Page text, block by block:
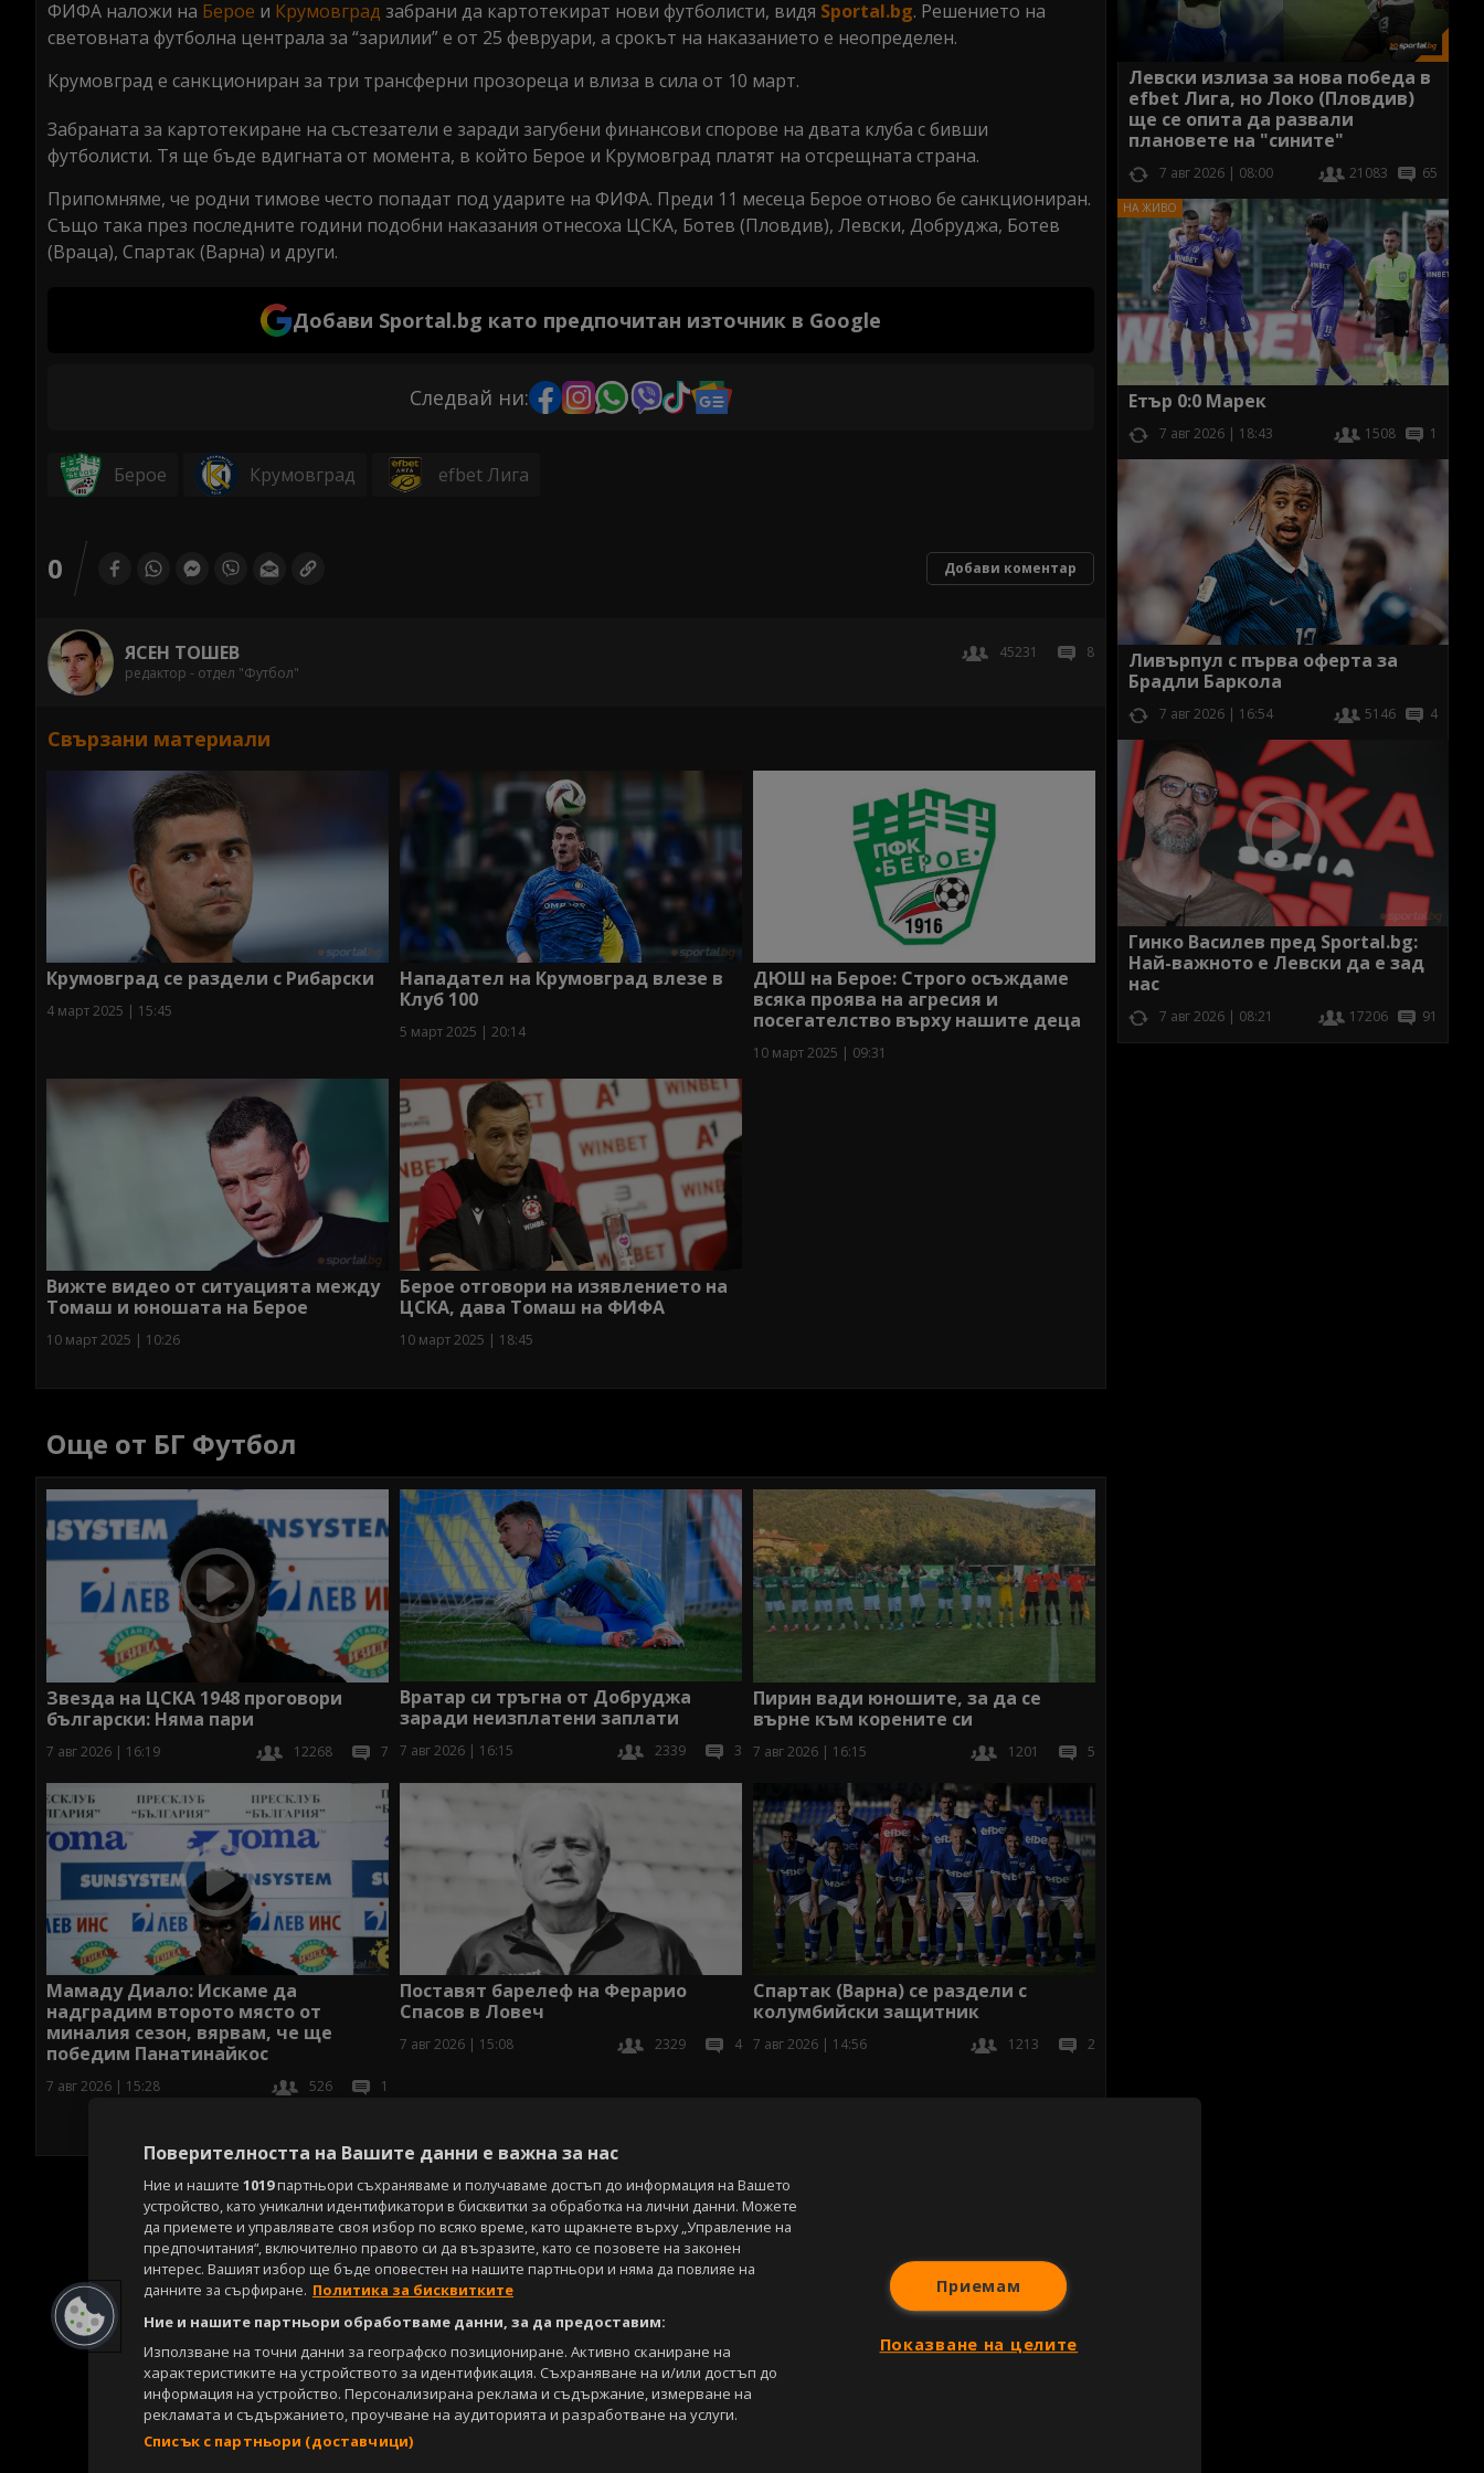
ФИФА наложи на Берое и Крумовград забрани да картотекират нови футболисти, видя Sportal.bg. Решението на
световната футболна централа за “зарилии” е от 25 февруари, а срокът на наказанието е неопределен.
Крумовград е санкциониран за три трансферни прозореца и влиза в сила от 10 март.
Забраната за картотекиране на състезатели е заради загубени финансови спорове на двата клуба с бивши
футболисти. Тя ще бъде вдигната от момента, в който Берое и Крумовград платят на отсрещната страна.
Припомняме, че родни тимове често попадат под ударите на ФИФА. Преди 11 месеца Берое отново бе санкциониран.
Също така през последните години подобни наказания отнесоха ЦСКА, Ботев (Пловдив), Левски, Добруджа, Ботев
(Враца), Спартак (Варна) и други.
Добави Sportal.bg като предпочитан източник в Google
Следвай ни:
Берое Крумовград efbet Лига
0 Добави коментар
ЯСЕН ТОШЕВ
редактор - отдел "Футбол"
45231 8
Свързани материали
Крумовград се раздели с Рибарски
4 март 2025 | 15:45
Нападател на Крумовград влезе в
Клуб 100
5 март 2025 | 20:14
ДЮШ на Берое: Строго осъждаме
всяка проява на агресия и
посегателство върху нашите деца
10 март 2025 | 09:31
Вижте видео от ситуацията между
Томаш и юношата на Берое
10 март 2025 | 10:26
Берое отговори на изявлението на
ЦСКА, дава Томаш на ФИФА
10 март 2025 | 18:45
Още от БГ Футбол
Звезда на ЦСКА 1948 проговори
български: Няма пари
7 авг 2026 | 16:19 12268 7
Вратар си тръгна от Добруджа
заради неизплатени заплати
7 авг 2026 | 16:15 2339 3
Пирин вади юношите, за да се
върне към корените си
7 авг 2026 | 16:15 1201 5
Мамаду Диало: Искаме да
надградим второто място от
миналия сезон, вярвам, че ще
победим Панатинайкос
7 авг 2026 | 15:28 526 1
Поставят барелеф на Ферарио
Спасов в Ловеч
7 авг 2026 | 15:08 2329 4
Спартак (Варна) се раздели с
колумбийски защитник
7 авг 2026 | 14:56 1213 2
Левски излиза за нова победа в
efbet Лига, но Локо (Пловдив)
ще се опита да развали
плановете на "сините"
7 авг 2026 | 08:00 21083 65
Етър 0:0 Марек
7 авг 2026 | 18:43 1508 1
Ливърпул с първа оферта за
Брадли Баркола
7 авг 2026 | 16:54 5146 4
Гинко Василев пред Sportal.bg:
Най-важното е Левски да е зад
нас
7 авг 2026 | 08:21 17206 91
Поверителността на Вашите данни е важна за нас
Ние и нашите 1019партньори съхраняваме и получаваме достъп до информация на Вашето
устройство, като уникални идентификатори в бисквитки за обработка на лични данни. Можете
да приемете и управлявате своя избор по всяко време, като щракнете върху „Управление на
предпочитания“, включително правото си да възразите, като се позовете на законен
интерес. Вашият избор ще бъде оповестен на нашите партньори и няма да повлияе на
данните за сърфиране. Политика за бисквитките
Ние и нашите партньори обработваме данни, за да предоставим:
Използване на точни данни за географско позициониране. Активно сканиране на
характеристиките на устройството за идентификация. Съхраняване на и/или достъп до
информация на устройство. Персонализирана реклама и съдържание, измерване на
рекламата и съдържанието, проучване на аудиторията и разработване на услуги.
Списък с партньори (доставчици)
Приемам
Показване на целите